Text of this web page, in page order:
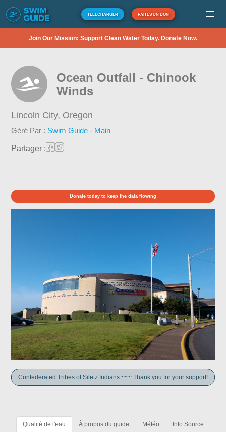
TÉLÉCHARGER FAITES UN DON
Join Our Mission: Support Clean Water Today. Donate Now.
Ocean Outfall - Chinook
Winds
Lincoln City, Oregon
Géré Par : Swim Guide - Main
Partager :
Donate today to keep the data flowing
Confederated Tribes of Siletz Indians ~~~ Thank you for your support!
Qualité de l'eau À propos du guide Météo Info Source